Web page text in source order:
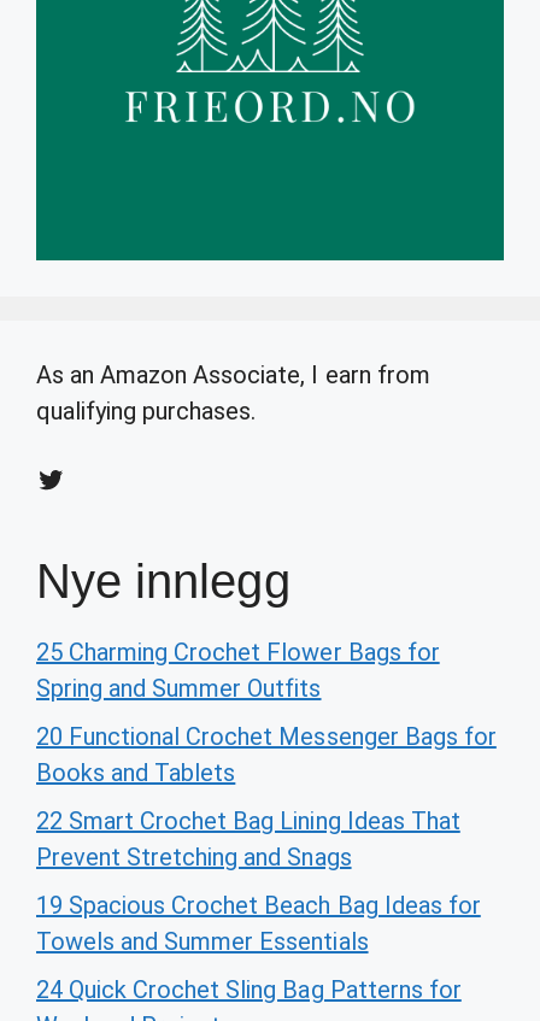
As an Amazon Associate, I earn from
qualifying purchases.
Twitter
Nye innlegg
25 Charming Crochet Flower Bags for
Spring and Summer Outfits
20 Functional Crochet Messenger Bags for
Books and Tablets
22 Smart Crochet Bag Lining Ideas That
Prevent Stretching and Snags
19 Spacious Crochet Beach Bag Ideas for
Towels and Summer Essentials
24 Quick Crochet Sling Bag Patterns for